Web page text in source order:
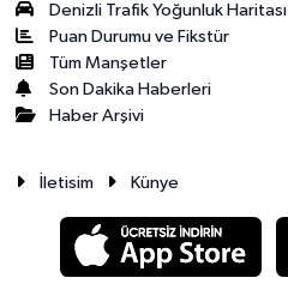
Denizli Trafik Yoğunluk Haritası
Puan Durumu ve Fikstür
Tüm Manşetler
Son Dakika Haberleri
Haber Arşivi
İletisim Künye